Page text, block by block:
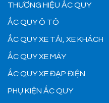
THƯƠNG HIỆU ẮC QUY
ẮC QUY Ô TÔ
ẮC QUY XE TẢI, XE KHÁCH
ẮC QUY XE MÁY
ẮC QUY XE ĐẠP ĐIỆN
PHỤ KIỆN ẮC QUY